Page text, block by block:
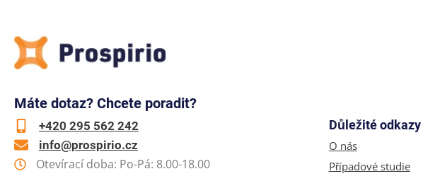
Máte dotaz? Chcete poradit?
+420 295 562 242
info@prospirio.cz
Otevírací doba: Po-Pá: 8.00-18.00
Důležité odkazy
O nás
Případové studie